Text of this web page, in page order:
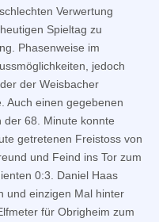
Verwertung
Spieltag zu
Phasenweise im
jedoch
der Weisbacher
Auch einen gegebenen
der 68. Minute konnte
getretenen Freistoss von
und Feind ins Tor zum
0:3. Daniel Haas
und einzigen Mal hinter
für Obrigheim zum